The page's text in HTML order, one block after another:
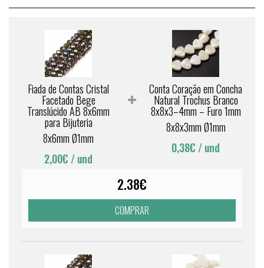
Fiada de Contas Cristal
Facetado Bege
Translúcido AB 8x6mm
para Bijuteria
8x6mm Ø1mm
2,00€ / und
Conta Coração em Concha
Natural Trochus Branco
8x8x3–4mm – Furo 1mm
8x8x3mm Ø1mm
0,38€ / und
2.38€
COMPRAR